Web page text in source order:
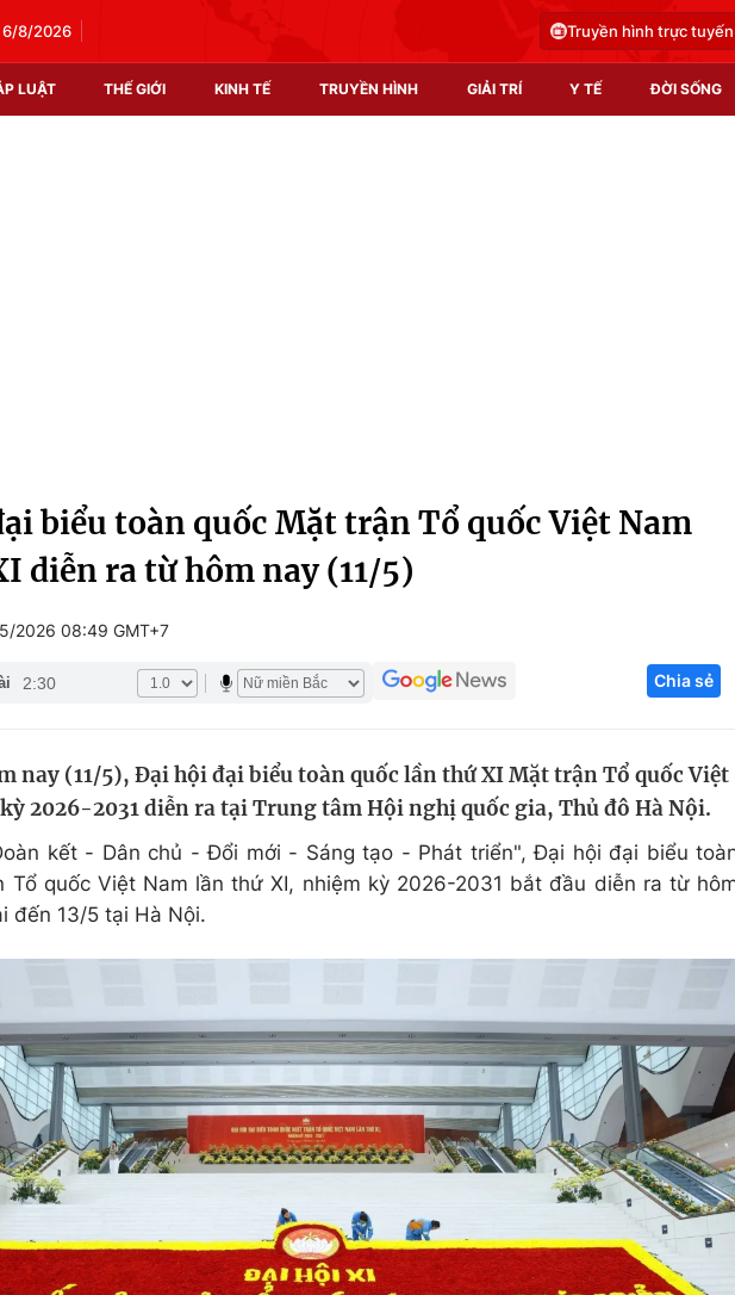
6/8/2026 Truyền hình trực tuyến
LUẬT THẾ GIỚI KINH TẾ TRUYỀN HÌNH GIẢI TRÍ Y TẾ ĐỜI SỐNG
Infographic
Du lịch
Chất lượng cuộc sống
Tuyển sinh
Hitech Công
Thị trường
biểu toàn quốc Mặt trận Tổ quốc Việt Nam
diễn ra từ hôm nay (11/5)
2026 08:49 GMT+7
2:30 Chia sẻ
nay (11/5), Đại hội đại biểu toàn quốc lần thứ XI Mặt trận Tổ quốc Việt
2026-2031 diễn ra tại Trung tâm Hội nghị quốc gia, Thủ đô Hà Nội.
kết - Dân chủ - Đổi mới - Sáng tạo - Phát triển", Đại hội đại biểu
Tổ quốc Việt Nam lần thứ XI, nhiệm kỳ 2026-2031 bắt đầu diễn ra từ
đến 13/5 tại Hà Nội.